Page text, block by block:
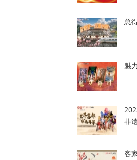
总
魅
非
客